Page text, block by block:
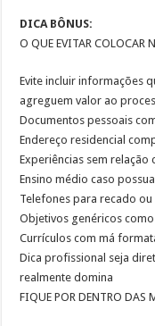
DICA BÔNUS:
O QUE EVITAR COLOCAR
Evite incluir informações
agreguem valor ao
Documentos pessoais
Endereço residencial
Experiências sem relação
Ensino médio caso
Telefones para recado
Objetivos genéricos
Currículos com má
Dica profissional seja
realmente domina
FIQUE POR DENTRO DAS